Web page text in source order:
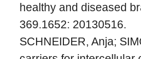
healthy and diseased
369.1652: 20130516.
SCHNEIDER, Anja;